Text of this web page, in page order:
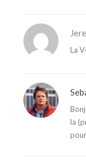
La
la